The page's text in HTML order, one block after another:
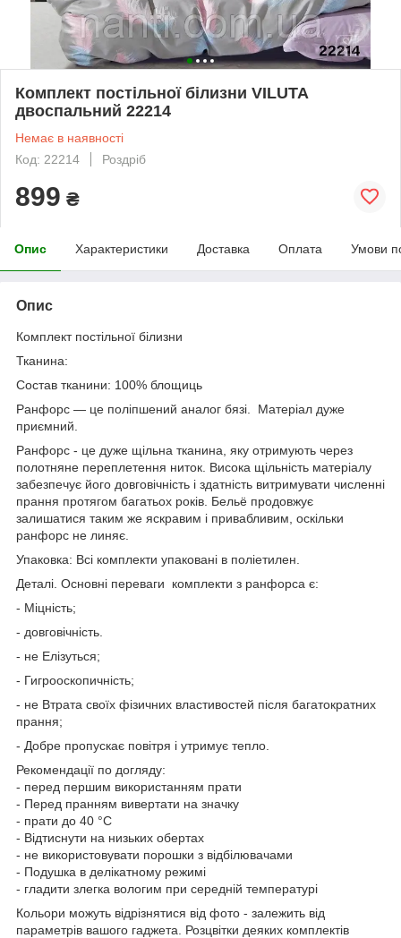
Комплект постільної білизни VILUTA
двоспальний 22214
Немає в наявності
Код: 22214
Роздріб
899 ₴
Опис Характеристики Доставка Оплата Умови
Опис
Комплект постільної білизни
Тканина:
Состав тканини: 100% блощиць
Ранфорс — це поліпшений аналог бязі. Матеріал дуже
приємний.
Ранфорс - це дуже щільна тканина, яку отримують через
полотняне переплетення ниток. Висока щільність матеріалу
забезпечує його довговічність і здатність витримувати численні
прання протягом багатьох років. Бельё продовжує
залишатися таким же яскравим і привабливим, оскільки
ранфорс не линяє.
Упаковка: Всі комплекти упаковані в поліетилен.
Деталі. Основні переваги комплекти з ранфорса є:
- Міцність;
- довговічність.
- не Елізуться;
- Гигрооскопичність;
- не Втрата своїх фізичних властивостей після багатократних
прання;
- Добре пропускає повітря і утримує тепло.
Рекомендації по догляду:
- перед першим використанням прати
- Перед пранням вивертати на значку
- прати до 40 °C
- Відтиснути на низьких обертах
- не використовувати порошки з відбілювачами
- Подушка в делікатному режимі
- гладити злегка вологим при середній температурі
Кольори можуть відрізнятися від фото - залежить від
параметрів вашого гаджета. Розцвітки деяких комплектів